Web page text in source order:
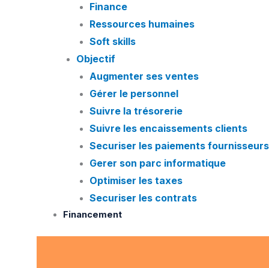
Finance
Ressources humaines
Soft skills
Objectif
Augmenter ses ventes
Gérer le personnel
Suivre la trésorerie
Suivre les encaissements clients
Securiser les paiements fournisseurs
Gerer son parc informatique
Optimiser les taxes
Securiser les contrats
Financement